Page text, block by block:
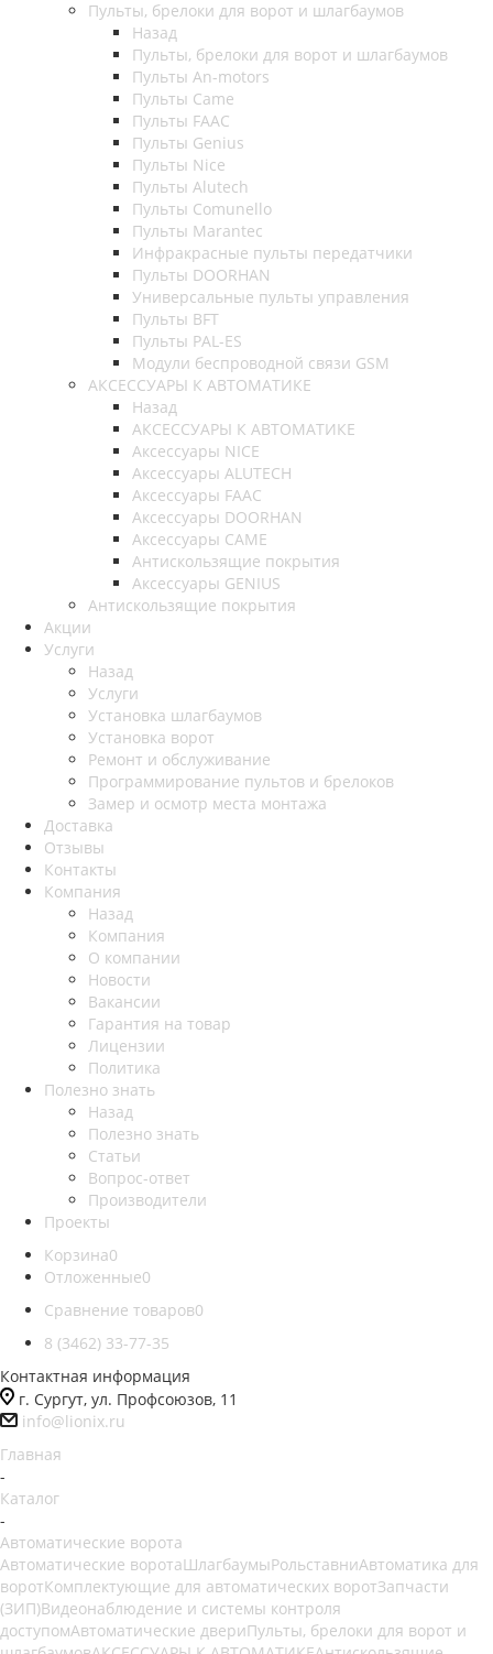
Пульты, брелоки для ворот и шлагбаумов
Назад
Пульты, брелоки для ворот и шлагбаумов
Пульты An-motors
Пульты Came
Пульты FAAC
Пульты Genius
Пульты Nice
Пульты Alutech
Пульты Сomunello
Пульты Marantec
Инфракрасные пульты передатчики
Пульты DOORHAN
Универсальные пульты управления
Пульты BFT
Пульты PAL-ES
Модули беспроводной связи GSM
АКСЕССУАРЫ К АВТОМАТИКЕ
Назад
АКСЕССУАРЫ К АВТОМАТИКЕ
Аксессуары NICE
Аксессуары ALUTECH
Аксессуары FAAC
Аксессуары DOORHAN
Аксессуары CAME
Антискользящие покрытия
Аксессуары GENIUS
Антискользящие покрытия
Акции
Услуги
Назад
Услуги
Установка шлагбаумов
Установка ворот
Ремонт и обслуживание
Программирование пультов и брелоков
Замер и осмотр места монтажа
Доставка
Отзывы
Контакты
Компания
Назад
Компания
О компании
Новости
Вакансии
Гарантия на товар
Лицензии
Политика
Полезно знать
Назад
Полезно знать
Статьи
Вопрос-ответ
Производители
Проекты
Корзина0
Отложенные0
Сравнение товаров0
8 (3462) 33-77-35
Контактная информация
г. Сургут, ул. Профсоюзов, 11
info@lionix.ru
Главная
-
Каталог
-
Автоматические ворота
Автоматические воротаШлагбаумыРольставниАвтоматика для
воротКомплектующие для автоматических воротЗапчасти
(ЗИП)Видеонаблюдение и системы контроля
доступомАвтоматические двериПульты, брелоки для ворот и